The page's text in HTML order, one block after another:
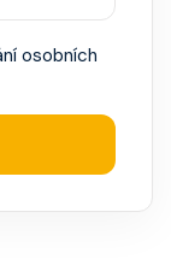
osobních